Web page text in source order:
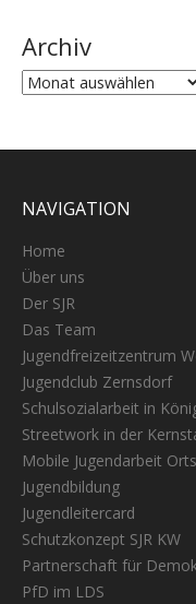
Archiv
Archiv
NAVIGATION
Home
Über uns
Der SJR
Das Team
Jugendfreizeitzentrum
Jugendclub Zernsdorf
Schulsozialarbeit in
Streetwork in der
Mobile Jugendarbeit
Jugendbildung
Jugendleitercard
Schutzkonzept SJR KW
Partnerschaft für
PfD im LDS